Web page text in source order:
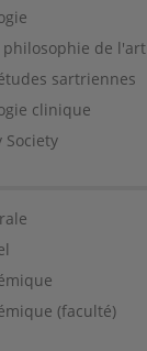
philosophie de l'art
sartriennes
clinique
Society
(faculté)